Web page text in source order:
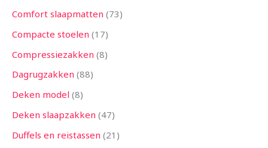
Comfort slaapmatten 73
Compacte stoelen 17
Compressiezakken 8
Dagrugzakken 88
Deken model 8
Deken slaapzakken 47
Duffels en reistassen 21